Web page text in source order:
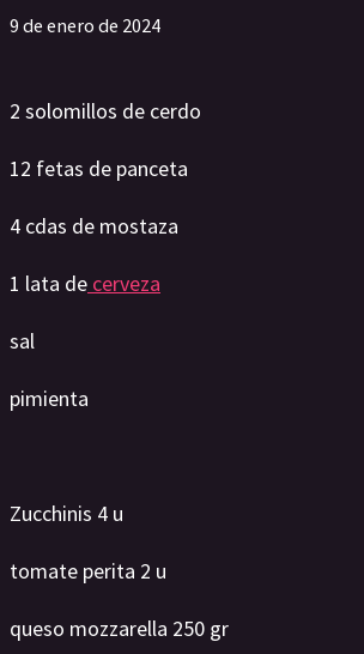
9 de enero de 2024
2 solomillos de cerdo
12 fetas de panceta
4 cdas de mostaza
1 lata de cerveza
sal
pimienta
Zucchinis 4 u
tomate perita 2 u
queso mozzarella 250 gr